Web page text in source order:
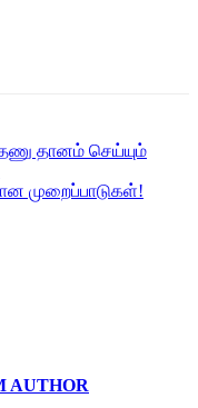
தானம் செய்யும்
முறைப்பாடுகள்!
AUTHOR